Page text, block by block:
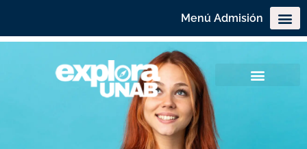
Menú Admisión